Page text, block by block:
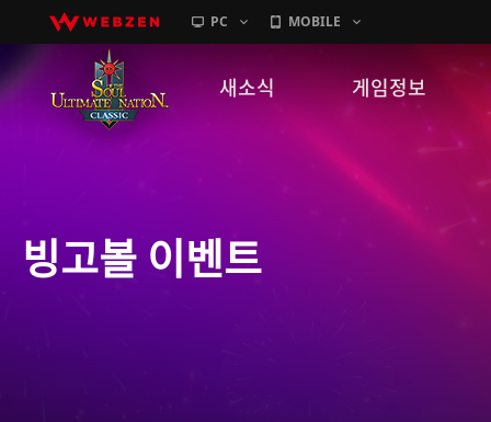
PC MOBILE
새소식
GM노트
게임정보
캐릭터소개
빙고볼 이벤트